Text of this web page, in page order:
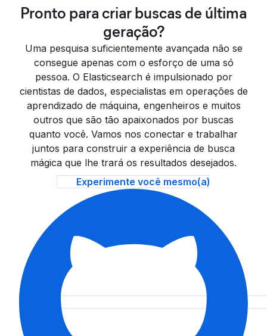
Pronto para criar buscas de última
geração?
Uma pesquisa suficientemente avançada não se
consegue apenas com o esforço de uma só
pessoa. O Elasticsearch é impulsionado por
cientistas de dados, especialistas em operações de
aprendizado de máquina, engenheiros e muitos
outros que são tão apaixonados por buscas
quanto você. Vamos nos conectar e trabalhar
juntos para construir a experiência de busca
mágica que lhe trará os resultados desejados.
Experimente você mesmo(a)